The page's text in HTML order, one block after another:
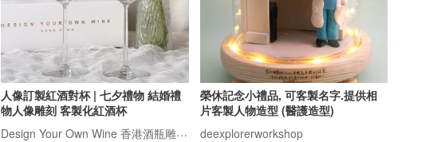
人像訂製紅酒對杯 | 七夕禮物 結婚禮
物人像雕刻 客製化紅酒杯
Design Your Own Wine 香港酒瓶雕刻禮品專門店
榮休記念小禮品, 可客製名字.提供相
片客製人物造型 (醫護造型)
deexplorerworkshop